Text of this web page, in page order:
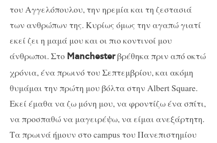
του Αγγελόπουλου, την ηρεμία και τη ζεστασιά
των ανθρώπων της. Κυρίως όμως την αγαπώ γιατί
εκεί ζει η μαμά μου και οι πιο κοντινοί μου
άνθρωποι. Στο Manchesterβρέθηκα πριν από οκτώ
χρόνια, ένα πρωινό του Σεπτεμβρίου, και ακόμη
θυμάμαι την πρώτη μου βόλτα στην Albert Square.
Εκεί έμαθα να ζω μόνη μου, να φροντίζω ένα σπίτι,
να προσπαθώ να μαγειρέψω, να είμαι ανεξάρτητη.
Τα πρωινά ήμουν στο campus του Πανεπιστημίου